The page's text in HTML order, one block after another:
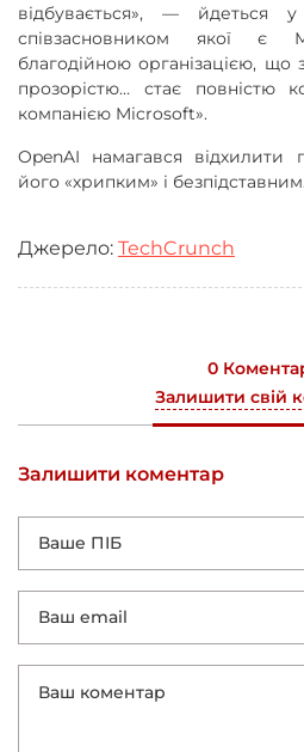
відбувається», — йдеться
співзасновником якої є
благодійною організацією, що
прозорістю… стає повністю
компанією Microsoft».
OpenAI намагався відхилити
його «хрипким» і безпідставним.
Джерело: TechCrunch
0
Залишити свій
Залишити коментар